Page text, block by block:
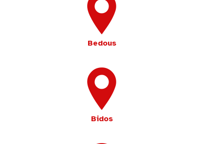
Bedous
Bidos